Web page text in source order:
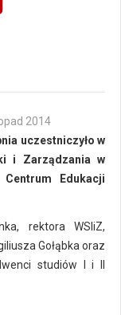
2014
uczestniczyło w
i Zarządzania w
Edukacji
rektora WSIiZ,
Gołąbka oraz
studiów I i II